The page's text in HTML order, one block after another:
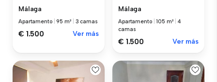
Málaga
Apartamento |95 m² 3 camas
€ 1.500 Ver más
Málaga
Apartamento |105 m²
4
camas
€ 1.500 Ver más